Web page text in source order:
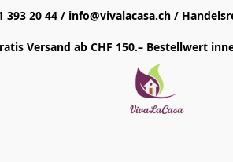
393 20 44 / info@vivalacasa.ch /
Versand ab CHF 150.– Bestellwert